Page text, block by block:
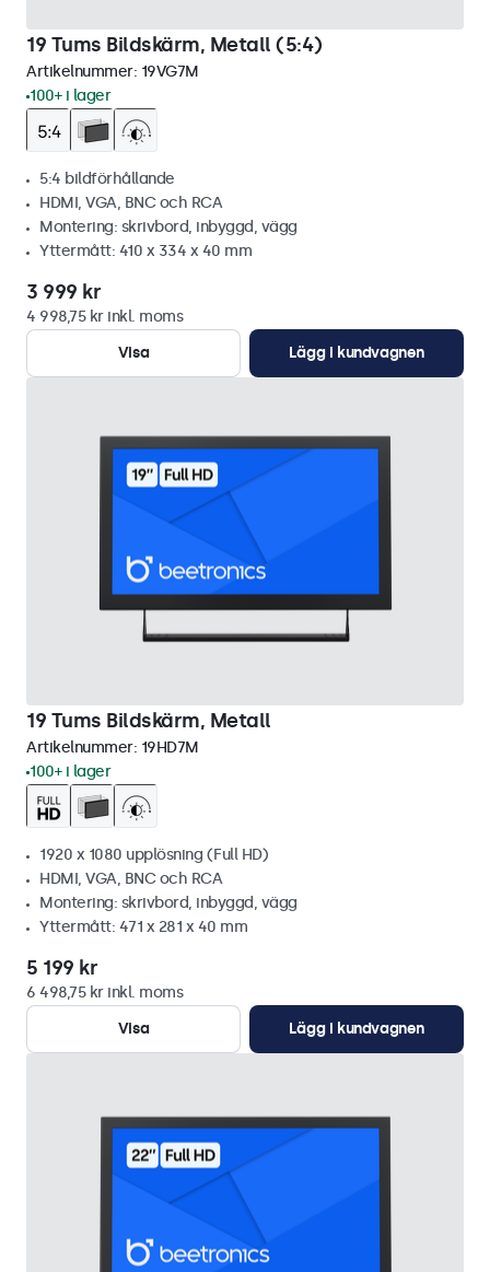
19 Tums Bildskärm, Metall (5:4)
Artikelnummer: 19VG7M
100+ i lager
5:4 bildförhållande
HDMI, VGA, BNC och RCA
Montering: skrivbord, inbyggd, vägg
Yttermått: 410 x 334 x 40 mm
3 999 kr
4 998,75 kr inkl. moms
Visa
Lägg i kundvagnen
19 Tums Bildskärm, Metall
Artikelnummer: 19HD7M
100+ i lager
1920 x 1080 upplösning (Full HD)
HDMI, VGA, BNC och RCA
Montering: skrivbord, inbyggd, vägg
Yttermått: 471 x 281 x 40 mm
5 199 kr
6 498,75 kr inkl. moms
Visa
Lägg i kundvagnen